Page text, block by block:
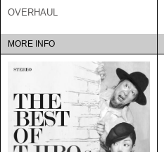
OVERHAUL
MORE INFO